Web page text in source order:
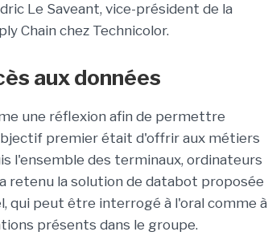
Le Saveant, vice-président de la
Chain chez Technicolor.
aux données
une réflexion afin de permettre
premier était d'offrir aux métiers
l'ensemble des terminaux, ordinateurs
retenu la solution de databot proposée
qui peut être interrogé à l'oral comme à
présents dans le groupe.